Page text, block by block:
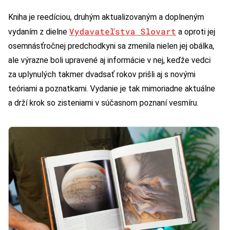
Kniha je reedíciou, druhým aktualizovaným a doplneným
vydaním z dielne Vydavateľstva Slovart a oproti jej
osemnásťročnej predchodkyni sa zmenila nielen jej obálka,
ale výrazne boli upravené aj informácie v nej, keďže vedci
za uplynulých takmer dvadsať rokov prišli aj s novými
teóriami a poznatkami. Vydanie je tak mimoriadne aktuálne
a drží krok so zisteniami v súčasnom poznaní vesmíru.